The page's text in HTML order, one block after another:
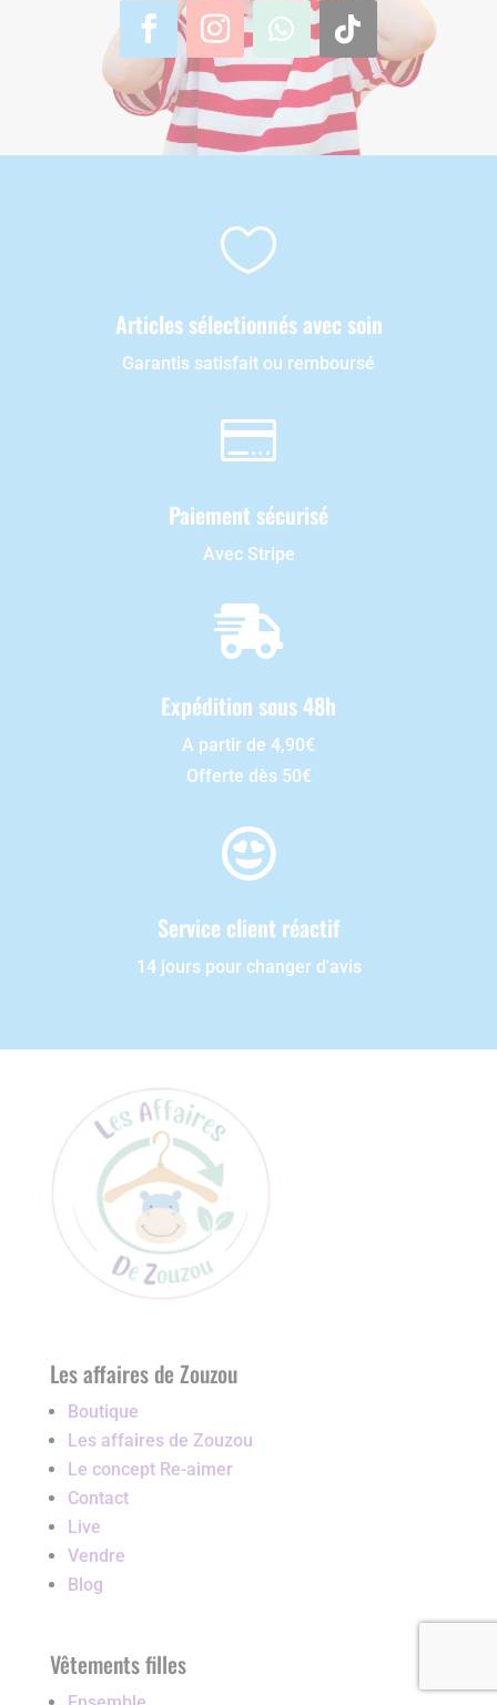

Articles sélectionnés avec soin
Garantis satisfait ou remboursé

Paiement sécurisé
Avec Stripe

Expédition sous 48h
A partir de 4,90€
Offerte dès 50€

Service client réactif
14 jours pour changer d'avis
Les affaires de Zouzou
Boutique
Les affaires de Zouzou
Le concept Re-aimer
Contact
Live
Vendre
Blog
Vêtements filles